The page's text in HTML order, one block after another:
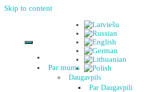
Skip to content
Par mums
Daugavpils
Par Daugavpili